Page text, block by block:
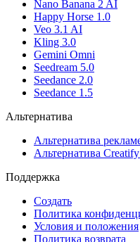
Nano Banana 2 AI
Happy Horse 1.0
Veo 3.1 AI
Kling 3.0
Gemini Omni
Seedream 5.0
Seedance 2.0
Seedance 1.5
Альтернатива
Альтернатива
Альтернатива
Поддержка
Создать
Политика
Условия и положения
Политика возврата